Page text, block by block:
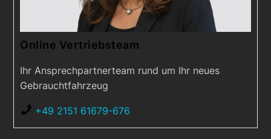
Online Vertriebsteam
Ihr Ansprechpartnerteam rund um Ihr neues
Gebrauchtfahrzeug
+49 2151 61679-676